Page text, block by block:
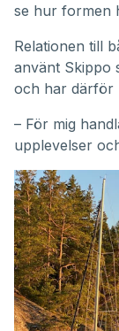
se hur formen
Relationen till
använt Skippo
och har därför
– För mig
upplevelser